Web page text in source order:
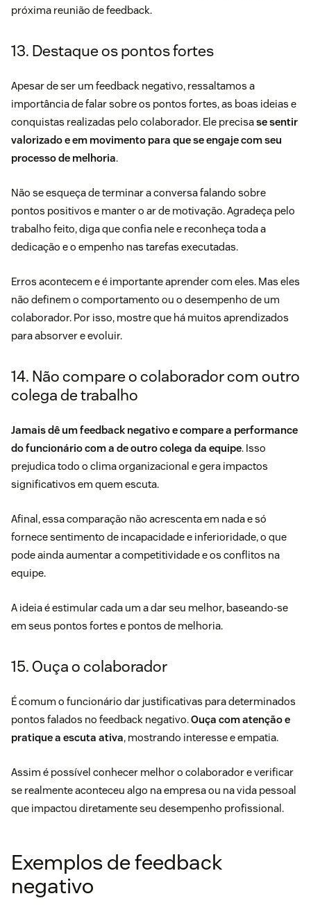
próxima reunião de feedback.
13. Destaque os pontos fortes
Apesar de ser um feedback negativo, ressaltamos a
importância de falar sobre os pontos fortes, as boas ideias e
conquistas realizadas pelo colaborador. Ele precisase sentir
valorizado e em movimento para que se engaje com seu
processo de melhoria.
Não se esqueça de terminar a conversa falando sobre
pontos positivos e manter o ar de motivação. Agradeça pelo
trabalho feito, diga que confia nele e reconheça toda a
dedicação e o empenho nas tarefas executadas.
Erros acontecem e é importante aprender com eles. Mas eles
não definem o comportamento ou o desempenho de um
colaborador. Por isso, mostre que há muitos aprendizados
para absorver e evoluir.
14. Não compare o colaborador com outro
colega de trabalho
Jamais dê um feedback negativo e compare a performance
do funcionário com a de outro colega da equipe. Isso
prejudica todo o clima organizacional e gera impactos
significativos em quem escuta.
Afinal, essa comparação não acrescenta em nada e só
fornece sentimento de incapacidade e inferioridade, o que
pode ainda aumentar a competitividade e os conflitos na
equipe.
A ideia é estimular cada um a dar seu melhor, baseando-se
em seus pontos fortes e pontos de melhoria.
15. Ouça o colaborador
É comum o funcionário dar justificativas para determinados
pontos falados no feedback negativo.Ouça com atenção e
pratique a escuta ativa, mostrando interesse e empatia.
Assim é possível conhecer melhor o colaborador e verificar
se realmente aconteceu algo na empresa ou na vida pessoal
que impactou diretamente seu desempenho profissional.
Exemplos de feedback
negativo